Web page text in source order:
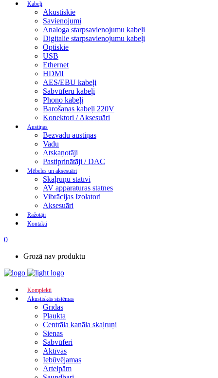
Kabeļi
Akustiskie
Savienojumi
Analoga starpsavienojumu kabeļi
Digitalie starpsavienojumu kabeļi
Optiskie
USB
Ethernet
HDMI
AES/EBU kabeļi
Sabvūferu kabeļi
Phono kabeļi
Barošanas kabeļi 220V
Konektori / Aksesuāri
Austiņas
Bezvadu austiņas
Vadu
Atskaņotāji
Pastiprinātāji / DAC
Mēbeles un aksesuāri
Skaļruņu statīvi
AV apparaturas statnes
Vibrācijas Izolatori
Aksesuāri
Ražotāji
Kontakti
0
Grozā nav produktu
Komplekti
Akustiskās sistēmas
Grīdas
Plaukta
Centrāla kanāla skaļruņi
Sienas
Sabvūferi
Aktīvās
Iebūvējamas
Ārtelpām